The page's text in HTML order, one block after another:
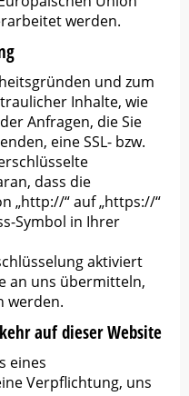
werden.
und zum
Inhalte, wie
Anfragen, die Sie
eine SSL- bzw.
dass die
„http://“ auf „https://“
Symbol in Ihrer
aktiviert
an uns übermitteln,
werden.
auf dieser Website
eines
Verpflichtung, uns